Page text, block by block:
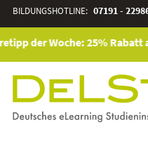
BILDUNGSHOTLINE: 07191 -
der Woche: 25% Rabatt